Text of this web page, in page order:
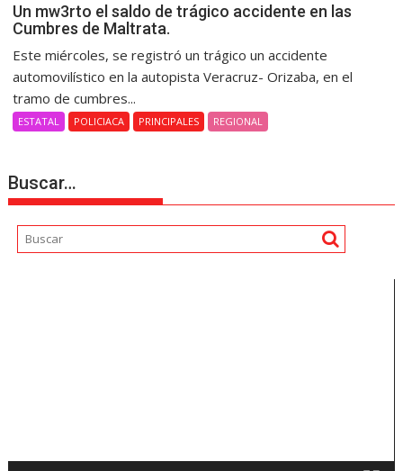
Un mw3rto el saldo de trágico accidente en las
Cumbres de Maltrata.
Este miércoles, se registró un trágico un accidente
automovilístico en la autopista Veracruz- Orizaba, en el
tramo de cumbres...
ESTATAL POLICIACA PRINCIPALES REGIONAL
Buscar…